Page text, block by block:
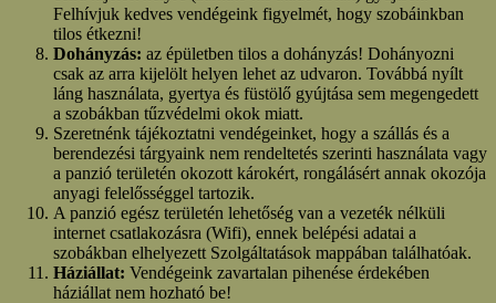
Felhívjuk kedves vendégeink figyelmét, hogy szobáinkban
tilos étkezni!
Dohányzás: az épületben tilos a dohányzás! Dohányozni
csak az arra kijelölt helyen lehet az udvaron. Továbbá nyílt
láng használata, gyertya és füstölő gyújtása sem megengedett
a szobákban tűzvédelmi okok miatt.
Szeretnénk tájékoztatni vendégeinket, hogy a szállás és a
berendezési tárgyaink nem rendeltetés szerinti használata vagy
a panzió területén okozott károkért, rongálásért annak okozója
anyagi felelősséggel tartozik.
A panzió egész területén lehetőség van a vezeték nélküli
internet csatlakozásra (Wifi), ennek belépési adatai a
szobákban elhelyezett Szolgáltatások mappában találhatóak.
Háziállat: Vendégeink zavartalan pihenése érdekében
háziállat nem hozható be!